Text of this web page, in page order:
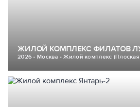
ЖИЛОЙ КОМПЛЕКС ФИЛАТОВ
2026 • Москва • Жилой комплекс